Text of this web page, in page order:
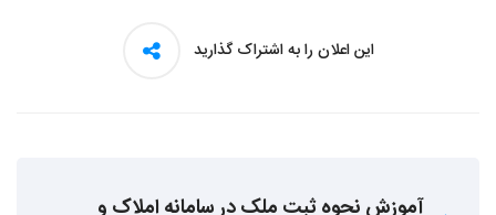
این اعلان را به اشتراک گذارید
آموزش نحوه ثبت ملک در سامانه املاک و